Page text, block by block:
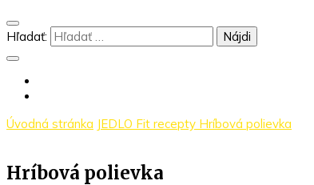
Hľadať:
Úvodná stránka JEDLO Fit recepty Hríbová polievka
Hríbová polievka